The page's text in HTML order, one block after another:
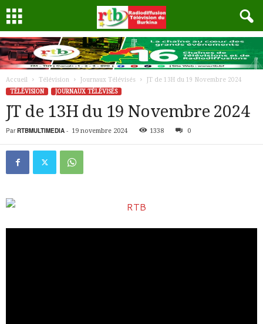
Accueil Télévision Journaux Télévisés
JT de 13H du 19 Novembre 2024
TÉLÉVISION
JOURNAUX TÉLÉVISÉS
JT de 13H du 19 Novembre 2024
Par RTBMULTIMEDIA - 19 novembre 2024 1338 0